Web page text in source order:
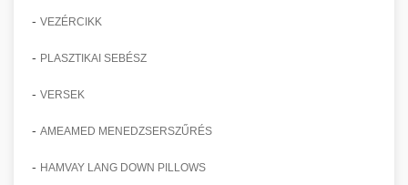
- VEZÉRCIKK
- PLASZTIKAI SEBÉSZ
- VERSEK
- AMEAMED MENEDZSERSZŰRÉS
- HAMVAY LANG DOWN PILLOWS